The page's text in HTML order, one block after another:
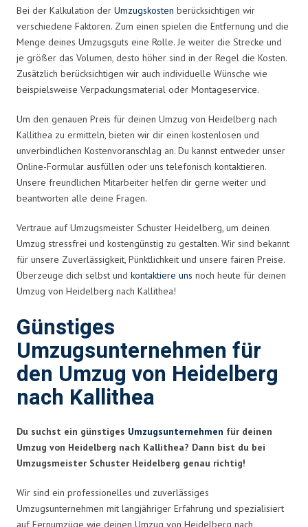
Bei der Kalkulation der Umzugskosten berücksichtigen wir
verschiedene Faktoren. Zum einen spielen die Entfernung und die
Menge deines Umzugsguts eine Rolle. Je weiter die Strecke und
je größer das Volumen, desto höher sind in der Regel die Kosten.
Zusätzlich berücksichtigen wir auch individuelle Wünsche wie
beispielsweise Verpackungsmaterial oder Montageservice.
Um den genauen Preis für deinen Umzug von Heidelberg nach
Kallithea zu ermitteln, bieten wir dir einen kostenlosen und
unverbindlichen Kostenvoranschlag an. Du kannst entweder unser
Online-Formular ausfüllen oder uns telefonisch kontaktieren.
Unsere freundlichen Mitarbeiter helfen dir gerne weiter und
beantworten alle deine Fragen.
Vertraue auf Umzugsmeister Schuster Heidelberg, um deinen
Umzug stressfrei und kostengünstig zu gestalten. Wir sind bekannt
für unsere Zuverlässigkeit, Pünktlichkeit und unsere fairen Preise.
Überzeuge dich selbst und kontaktiere uns noch heute für deinen
Umzug von Heidelberg nach Kallithea!
Günstiges
Umzugsunternehmen für
den Umzug von Heidelberg
nach Kallithea
Du suchst ein günstiges Umzugsunternehmen für deinen
Umzug von Heidelberg nach Kallithea? Dann bist du bei
Umzugsmeister Schuster Heidelberg genau richtig!
Wir sind ein professionelles und zuverlässiges
Umzugsunternehmen mit langjähriger Erfahrung und spezialisiert
auf Fernumzüge wie deinen Umzug von Heidelberg nach